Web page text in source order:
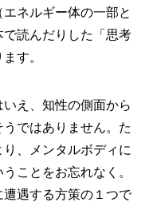
ネルギー体の一部と
読んだりした「思考
す。
え、知性の側面から
ではありません。た
、メンタルボディに
ことをお忘れなく。
遇する方策の１つで